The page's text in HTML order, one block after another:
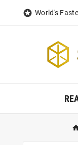
 World's